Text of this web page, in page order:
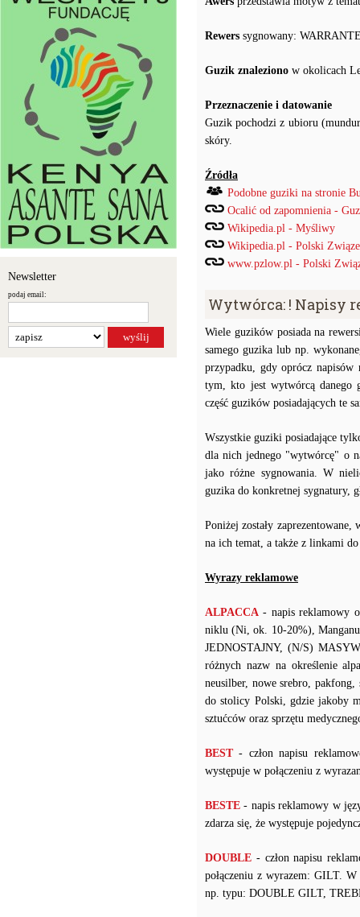
Newsletter
podaj email:
Rewers sygnowany:
Guzik znaleziono w okolicach
Przeznaczenie i datowanie
Guzik pochodzi z ubioru
skóry.
Źródła
Podobne guziki na stronie
Ocalić od zapomnienia -
Wikipedia.pl - Myśliwy
Wikipedia.pl - Polski
www.pzlow.pl - Polski
Wytwórca: ! Napisy
Wiele guzików posiada na
samego guzika lub np.
przypadku, gdy oprócz napisów
tym, kto jest wytwórcą danego
część guzików posiadających te
Wszystkie guziki posiadające
dla nich jednego "wytwórcę" o
jako różne sygnowania. W
guzika do konkretnej sygnatury,
Poniżej zostały
na ich temat, a także z linkami
Wyrazy reklamowe
ALPACCA - napis reklamowy
niklu (Ni, ok. 10-20%),
JEDNOSTAJNY, (N/S)
różnych nazw na określenie
neusilber, nowe srebro,
do stolicy Polski, gdzie jakoby
sztućców oraz sprzętu
BEST- człon napisu
występuje w połączeniu z
BESTE - napis reklamowy w
zdarza się, że występuje
DOUBLE - człon napisu
połączeniu z wyrazem: GILT.
np. typu: DOUBLE GILT,